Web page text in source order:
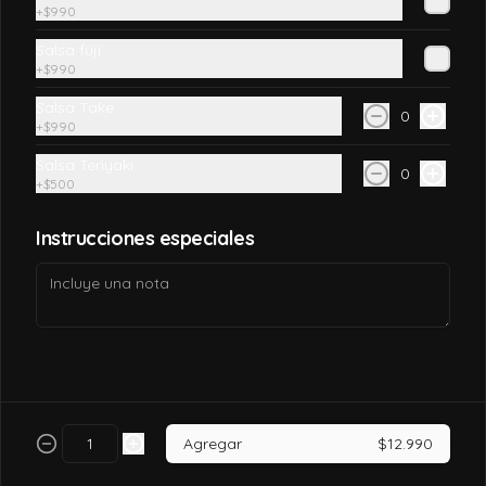
$7.990
Pollo, queso crema, palta, envuelto en
sésamo o ciboulette.
$7.490
$6.990
+$990
+$990
+$990
0
+$500
0
Instrucciones especiales
Agregar $12.990